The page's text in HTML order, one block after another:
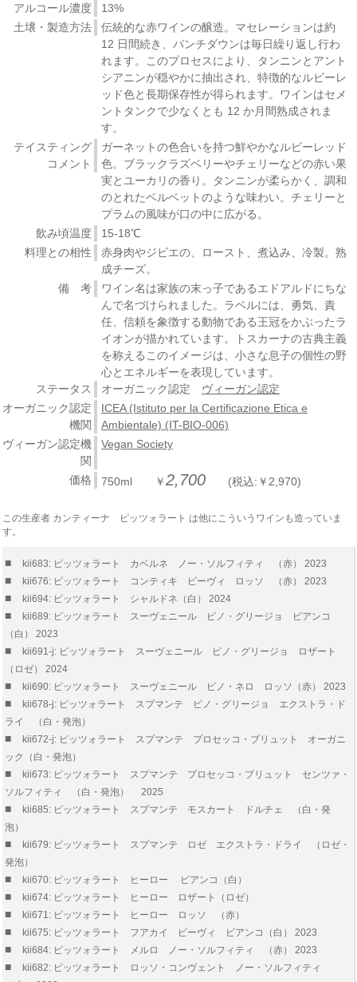
アルコール濃度
13%
土壌・製造方法
伝統的な赤ワインの醸造。マセレーションは約
12 日間続き、パンチダウンは毎日繰り返し行わ
れます。このプロセスにより、タンニンとアント
シアニンが穏やかに抽出され、特徴的なルビーレ
ッド色と長期保存性が得られます。ワインはセメ
ントタンクで少なくとも 12 か月間熟成されま
す。
テイスティング
コメント
ガーネットの色合いを持つ鮮やかなルビーレッド
色。ブラックラズベリーやチェリーなどの赤い果
実とユーカリの香り。タンニンが柔らかく、調和
のとれたベルベットのような味わい。チェリーと
プラムの風味が口の中に広がる。
飲み頃温度
15-18℃
料理との相性
赤身肉やジビエの、ロースト、煮込み、冷製。熟
成チーズ。
備 考
ワイン名は家族の末っ子であるエドアルドにちな
んで名づけられました。ラベルには、勇気、責
任、信頼を象徴する動物である王冠をかぶったラ
イオンが描かれています。トスカーナの古典主義
を称えるこのイメージは、小さな息子の個性の野
心とエネルギーを表現しています。
ステータス
オーガニック認定 ヴィーガン認定
オーガニック認定
機関
ICEA (Istituto per la Certificazione Etica e
Ambientale) (IT-BIO-006)
ヴィーガン認定機
関
Vegan Society
価格 750ml ￥2,700 (税込:￥2,970)
この生産者 カンティーナ ピッツォラート は他にこういうワインも造っていま
す。
■ kii683: ピッツォラート カベルネ ノー・ソルフィティ （赤） 2023
■ kii676: ピッツォラート コンティキ ピーヴィ ロッソ （赤） 2023
■ kii694: ピッツォラート シャルドネ（白） 2024
■ kii689: ピッツォラート スーヴェニール ピノ・グリージョ ビアンコ
（白） 2023
■ kii691-j: ピッツォラート スーヴェニール ピノ・グリージョ ロザート
（ロゼ） 2024
■ kii690: ピッツォラート スーヴェニール ピノ・ネロ ロッソ（赤） 2023
■ kii678-j: ピッツォラート スプマンテ ピノ・グリージョ エクストラ・ド
ライ （白・発泡）
■ kii672-j: ピッツォラート スプマンテ プロセッコ・ブリュット オーガニ
ック（白・発泡）
■ kii673: ピッツォラート スプマンテ プロセッコ・ブリュット センツァ・
ソルフィティ （白・発泡） 2025
■ kii685: ピッツォラート スプマンテ モスカート ドルチェ （白・発
泡）
■ kii679: ピッツォラート スプマンテ ロゼ エクストラ・ドライ （ロゼ・
発泡）
■ kii670: ピッツォラート ヒーロー ビアンコ（白）
■ kii674: ピッツォラート ヒーロー ロザート（ロゼ）
■ kii671: ピッツォラート ヒーロー ロッソ （赤）
■ kii675: ピッツォラート フアカイ ピーヴィ ビアンコ（白） 2023
■ kii684: ピッツォラート メルロ ノー・ソルフィティ （赤） 2023
■ kii682: ピッツォラート ロッソ・コンヴェント ノー・ソルフィティ